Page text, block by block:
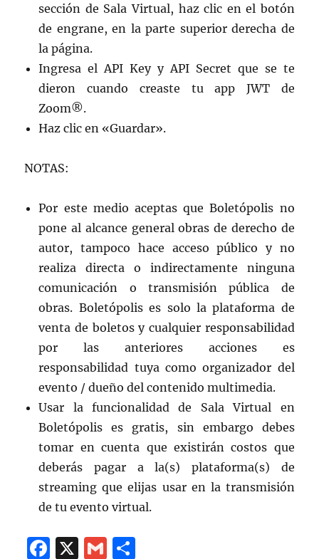
sección de Sala Virtual, haz clic en el botón
de engrane, en la parte superior derecha de
la página.
Ingresa el API Key y API Secret que se te
dieron cuando creaste tu app JWT de
Zoom®.
Haz clic en «Guardar».
NOTAS:
Por este medio aceptas que Boletópolis no
pone al alcance general obras de derecho de
autor, tampoco hace acceso público y no
realiza directa o indirectamente ninguna
comunicación o transmisión pública de
obras. Boletópolis es solo la plataforma de
venta de boletos y cualquier responsabilidad
por las anteriores acciones es
responsabilidad tuya como organizador del
evento / dueño del contenido multimedia.
Usar la funcionalidad de Sala Virtual en
Boletópolis es gratis, sin embargo debes
tomar en cuenta que existirán costos que
deberás pagar a la(s) plataforma(s) de
streaming que elijas usar en la transmisión
de tu evento virtual.
F
X
G